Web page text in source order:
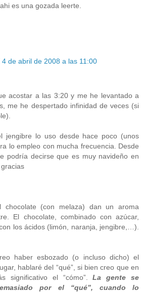
es una gozada leerte.
4 de abril de 2008 a las 11:00
acostar a las 3:20 y me he levantado a
me he despertado infinidad de veces (si
jengibre lo uso desde hace poco (unos
lo empleo con mucha frecuencia. Desde
podría decirse que es muy navideño en
chocolate (con melaza) dan un aroma
El chocolate, combinado con azúcar,
los ácidos (limón, naranja, jengibre,…).
haber esbozado (o incluso dicho) el
hablaré del “qué”, si bien creo que en
significativo el “cómo”.La gente se
por el “qué”, cuando lo